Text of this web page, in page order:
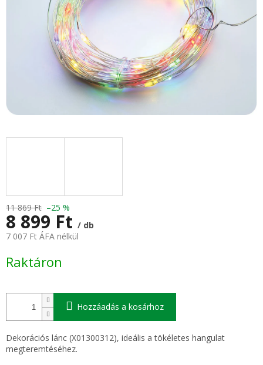
11 869 Ft –25 %
8 899 Ft / db
7 007 Ft ÁFA nélkül
Raktáron
Hozzáadás a kosárhoz
Dekorációs lánc (X01300312), ideális a tökéletes hangulat
megteremtéséhez.